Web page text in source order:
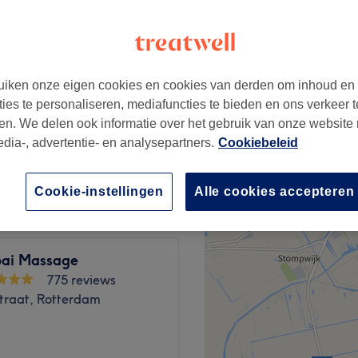
vanaf €42,50
vanaf €70
Massage
775 reviews
Rotterdam
onze eigen cookies en cookies van derden om inhoud en
te personaliseren, mediafuncties te bieden en ons verkeer
We delen ook informatie over het gebruik van onze website
, advertentie- en analysepartners. Cookiebeleid
Alle cookies accepteren
Cookie-instellingen